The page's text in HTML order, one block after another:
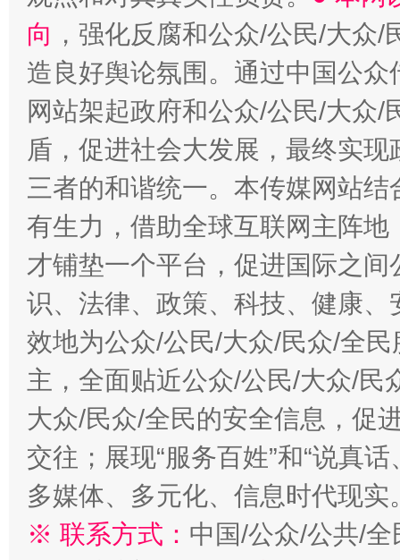
向 ，强化反腐和公众/公民/大众
造良好舆论氛围。通过中国公
网站架起政府和公众/公民/大众
盾，促进社会大发展，最终实
三者的和谐统一。本传媒网站
有生力，借助全球互联网主阵
才铺垫一个平台，促进国际之
识、法律、政策、科技、健康
效地为公众/公民/大众/民众/全
主，全面贴近公众/公民/大众/民
大众/民众/全民的安全信息，促
交往；展现“服务百姓”和“说真
多媒体、多元化、信息时代现实
※ 联系方式： 中国/公众/公共/